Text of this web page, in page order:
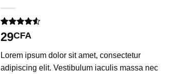
Noté4.50
sur 5 basé
2
notations
client
29CFA
Lorem ipsum dolor sit amet, consectetur
adipiscing elit. Vestibulum iaculis massa nec